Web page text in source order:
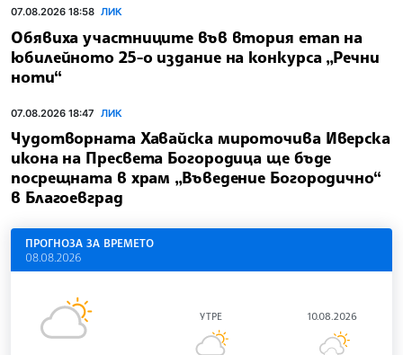
07.08.2026 18:58 ЛИК
Обявиха участниците във втория етап на
юбилейното 25-о издание на конкурса „Речни
ноти“
07.08.2026 18:47 ЛИК
Чудотворната Хавайска мироточива Иверска
икона на Пресвета Богородица ще бъде
посрещната в храм „Въведение Богородично“
в Благоевград
ПРОГНОЗА ЗА ВРЕМЕТО
08.08.2026
УТРЕ 10.08.2026